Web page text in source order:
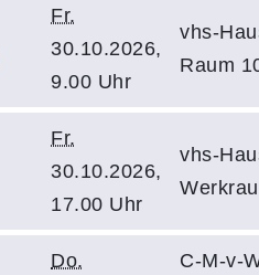
Fr.
30.10.2026,
9.00 Uhr
vhs-
Raum
Fr.
30.10.2026,
17.00 Uhr
vhs-
Do.
C-M-v-